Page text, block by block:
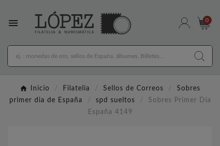
 0
Inicio Filatelia Sellos de Correos
Sobres
primer dia de España
spd sueltos
Sobres Primer Día
España 4149